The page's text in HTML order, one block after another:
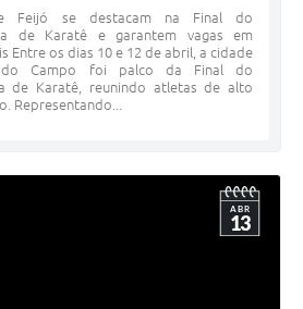
Feijó se destacam na Final do
de Karatê e garantem vagas em
Entre os dias 10 e 12 de abril, a cidade
Campo foi palco da Final do
de Karatê, reunindo atletas de alto
Representando...
ABR
13